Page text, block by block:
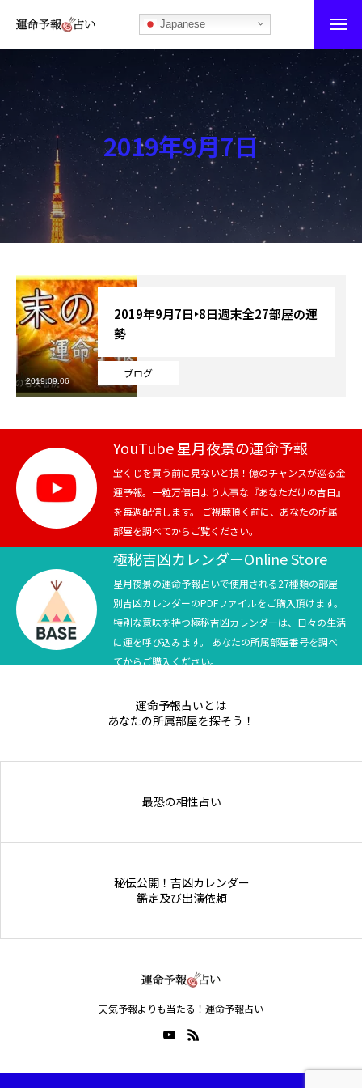
Japanese
運命予報占い
運命予報占いとは
あなたの所属部屋を探そう！
最恐の相性占い
秘伝公開！吉凶カレンダー
記事カテゴリー
ブログ
お知らせ
芸能界
テニス
スポーツ
競馬
テニス四大大会・五輪
テニス四大大会・五輪
2019年9月7日
ブログ
2019年9月7日‣8日週末全27部屋の運
勢
2019.09.06
YouTube 星月夜景の運命予報
宝くじを買う前に見ないと損！億のチャンスが巡る金
運予報。一粒万倍日より大事な『あなただけの吉日』
を毎週配信します。 ご視聴頂く前に、あなたの所属
部屋を調べてからご覧ください。
極秘吉凶カレンダーOnline Store
星月夜景の運命予報占いで使用される27種類の部屋
別吉凶カレンダーのPDFファイルをご購入頂けます。
特別な意味を持つ極秘吉凶カレンダーは、日々の生活
に運を呼び込みます。 あなたの所属部屋番号を調べ
てからご購入ください。
運命予報占いとは
あなたの所属部屋を探そう！
最恐の相性占い
秘伝公開！吉凶カレンダー
鑑定及び出演依頼
天気予報よりも当たる！運命予報占い